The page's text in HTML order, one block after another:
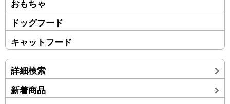
おもちゃ
ドッグフード
キャットフード
詳細検索
新着商品